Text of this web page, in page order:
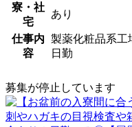
寮・社
宅
あり
仕事内
容
製薬化粧品系工
日勤
募集が停止しています